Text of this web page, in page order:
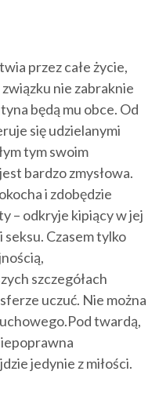
przez całe życie,
nie zabraknie
będą mu obce. Od
się udzielanymi
tym swoim
bardzo zmysłowa.
i zdobędzie
– odkryje kipiący w jej
Czasem tylko
szczegółach
uczuć. Nie można
twardą,
jedynie z miłości.